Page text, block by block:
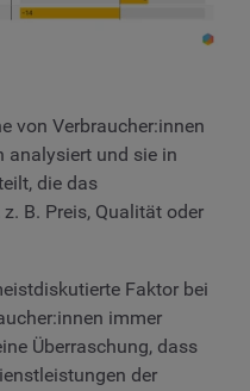
von Verbraucher:innen
analysiert und sie in
die das
B. Preis, Qualität oder
Faktor bei
immer
Überraschung, dass
der